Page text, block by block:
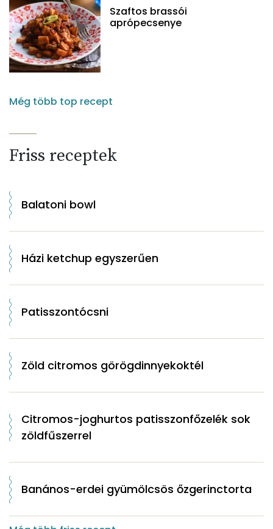
Szaftos brassói
aprópecsenye
Még több top recept
Friss receptek
Balatoni bowl
Házi ketchup egyszerűen
Patisszontócsni
Zöld citromos görögdinnyekoktél
Citromos-joghurtos patisszonfőzelék sok
zöldfűszerrel
Banános-erdei gyümölcsös őzgerinctorta